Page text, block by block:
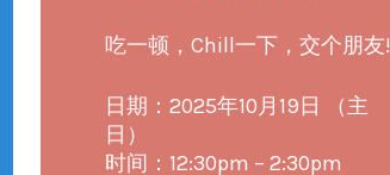
吃一顿，Chill一下，交个朋友!
日期：2025年10月19日 （主
日）
时间：12:30pm – 2:30pm